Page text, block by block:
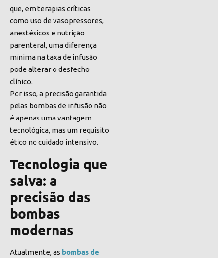
que, em terapias críticas
como uso de vasopressores,
anestésicos e nutrição
parenteral, uma diferença
mínima na taxa de infusão
pode alterar o desfecho
clínico.
Por isso, a precisão garantida
pelas bombas de infusão não
é apenas uma vantagem
tecnológica, mas um requisito
ético no cuidado intensivo.
Tecnologia que
salva: a
precisão das
bombas
modernas
Atualmente, as bombas de